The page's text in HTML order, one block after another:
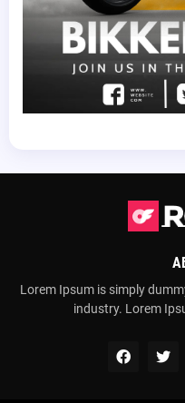
Lorem Ipsum is simply
industry. Lorem